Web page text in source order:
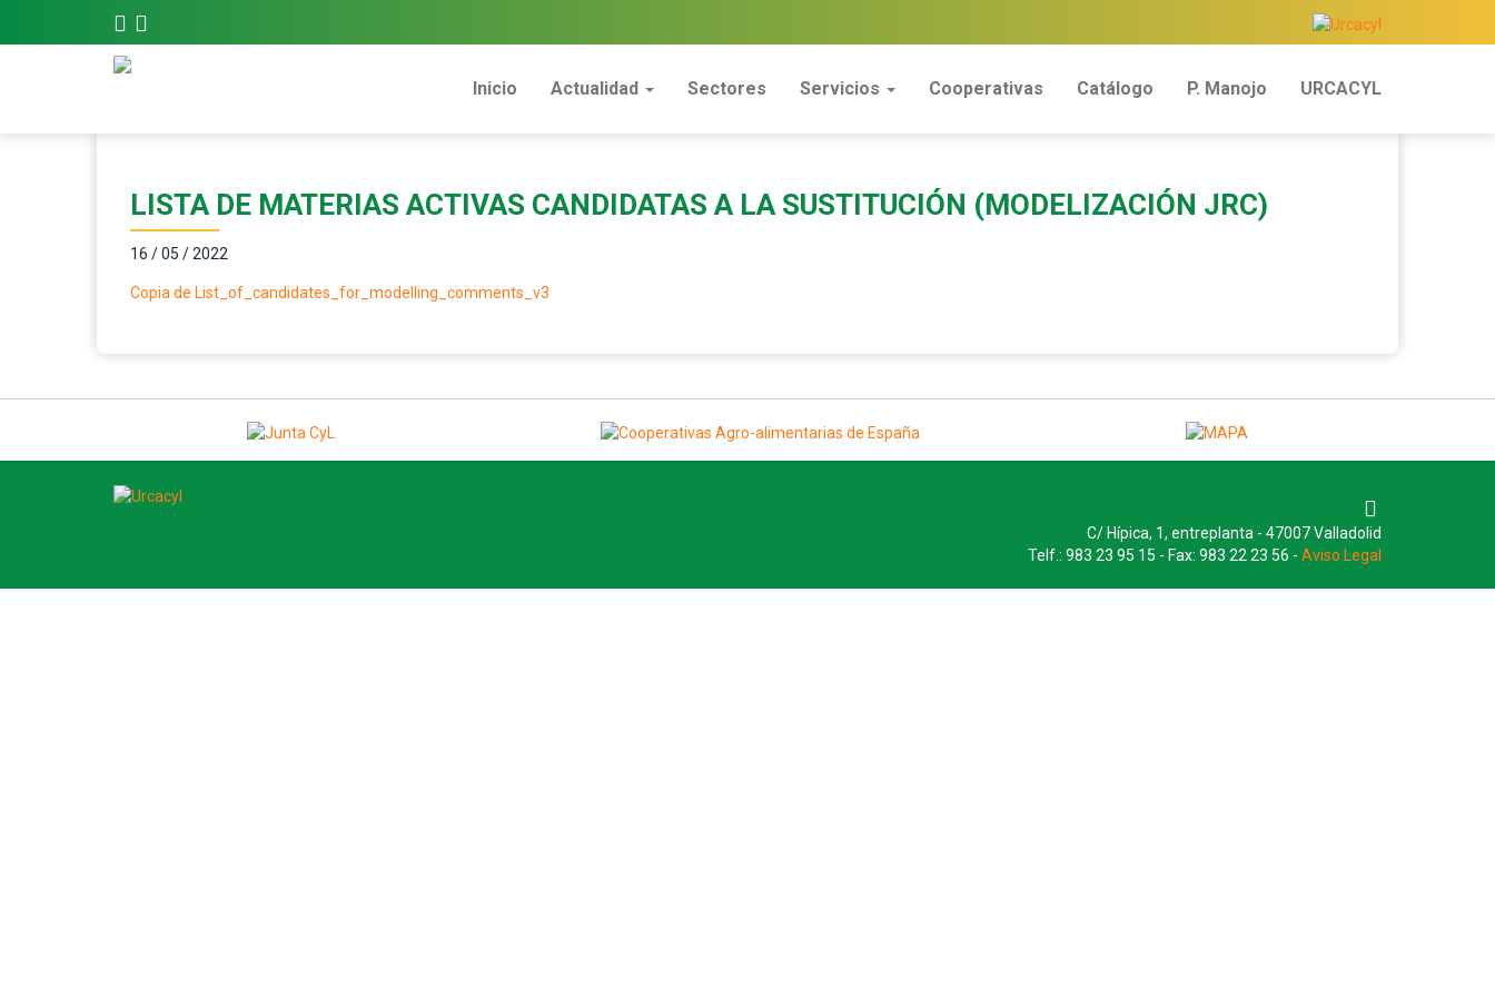
Inicio Actualidad Sectores Servicios Cooperativas Catálogo P. Manojo URCACYL
LISTA DE MATERIAS ACTIVAS CANDIDATAS A LA SUSTITUCIÓN (MODELIZACIÓN JRC)
16 / 05 / 2022
Copia de List_of_candidates_for_modelling_comments_v3
C/ Hípica, 1, entreplanta - 47007 Valladolid
Telf.: 983 23 95 15 - Fax: 983 22 23 56 - Aviso Legal